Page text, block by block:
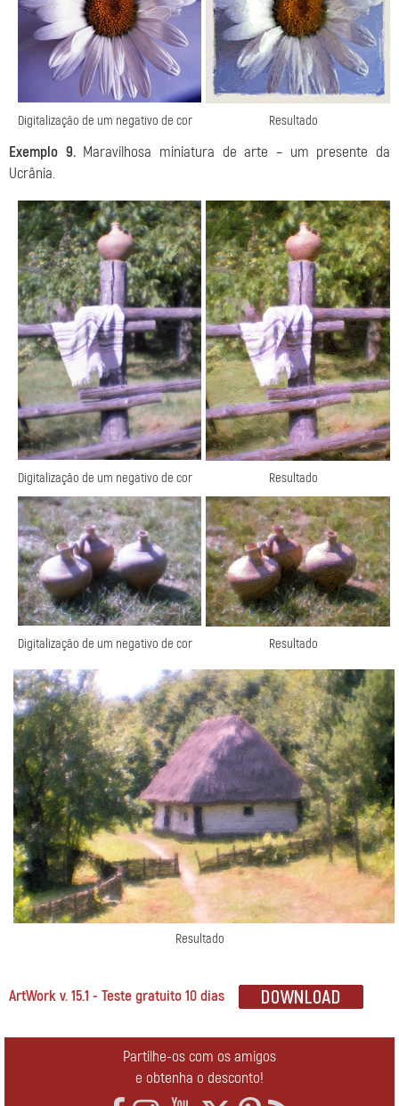
Digitalização de um negativo de cor Resultado
Exemplo 9.Maravilhosa miniatura de arte – um presente da
Ucrânia.
Digitalização de um negativo de cor Resultado
Digitalização de um negativo de cor Resultado
Resultado
ArtWork v. 15.1 - Teste gratuito 10 dias
Partilhe-os com os amigos
e obtenha o desconto!